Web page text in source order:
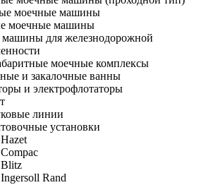
моечные машины
моечные машины
для железнодорожной
моечные комплексы
и закалочные ванны
и электрофлотаторы
линии
установки
Blitz
Rand